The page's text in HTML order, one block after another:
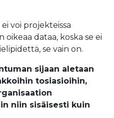
voi projekteissa
oikeaa dataa, koska se ei
se vain on.
sijaan aletaan
tosiasioihin,
niin sisäisesti kuin